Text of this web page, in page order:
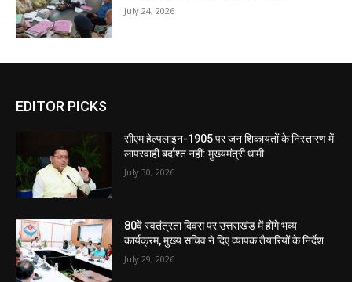
July 24, 2026
EDITOR PICKS
सीएम हेल्पलाइन-1905 पर जन शिकायतों के निस्तारण में
लापरवाही बर्दाश्त नहीं: मुख्यमंत्री धामी
July 30, 2026
80वें स्वतंत्रता दिवस पर उत्तराखंड में होंगे भव्य
कार्यक्रम, मुख्य सचिव ने दिए व्यापक तैयारियों के निर्देश
July 29, 2026